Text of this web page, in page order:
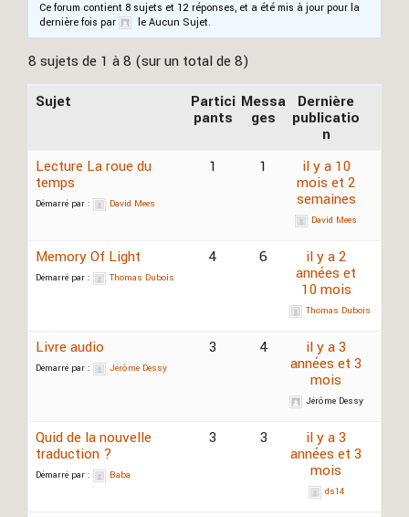
Ce forum contient 8 sujets et 12 réponses, et a été mis à jour pour la
dernière fois par
le Aucun Sujet.
8 sujets de 1 à 8 (sur un total de 8)
Sujet
Partici
pants
Messa
ges
Dernière
publicatio
n
Lecture La roue du
temps
Démarré par : David Mees
1 1
il y a 10
mois et 2
semaines
David Mees
Memory Of Light
Démarré par : Thomas Dubois
4 6
il y a 2
années et
10 mois
Thomas Dubois
Livre audio
Démarré par : Jérôme Dessy
3 4
il y a 3
années et 3
mois
Jérôme Dessy
Quid de la nouvelle
traduction ?
Démarré par : Baba
3 3
il y a 3
années et 3
mois
ds14